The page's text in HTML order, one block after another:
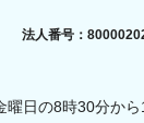
静岡市
法人番号：
曜日の8時30分か